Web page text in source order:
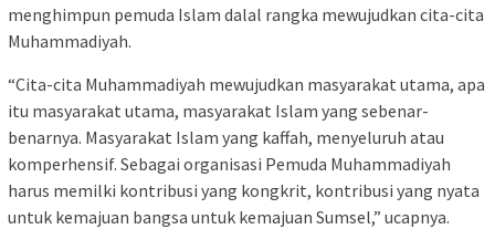
menghimpun pemuda Islam dalal rangka mewujudkan cita-cita
Muhammadiyah.
“Cita-cita Muhammadiyah mewujudkan masyarakat utama, apa
itu masyarakat utama, masyarakat Islam yang sebenar-
benarnya. Masyarakat Islam yang kaffah, menyeluruh atau
komperhensif. Sebagai organisasi Pemuda Muhammadiyah
harus memilki kontribusi yang kongkrit, kontribusi yang nyata
untuk kemajuan bangsa untuk kemajuan Sumsel,” ucapnya.